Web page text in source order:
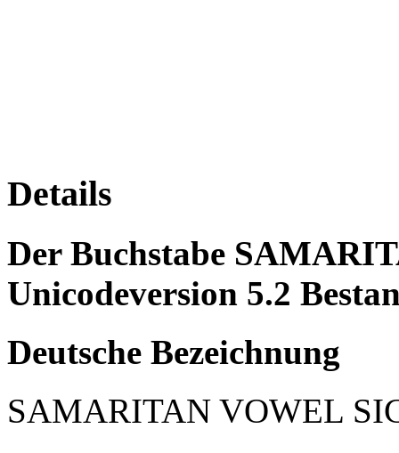
Details
Der Buchstabe
Unicodeversion 5.2
Deutsche Bezeichnung
SAMARITAN VOWEL